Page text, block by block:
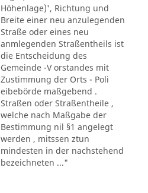
Höhenlage)', Richtung und
Breite einer neu anzulegenden
Straße oder eines neu
anmlegenden Straßentheils ist
die Entscheidung des
Gemeinde -V orstandes mit
Zustimmung der Orts - Poli
eibebörde maßgebend .
Straßen oder Straßentheile ,
welche nach Maßgabe der
Bestimmung nil §1 angelegt
werden , mitssen ztun
mindesten in der nachstehend
bezeichneten ..."